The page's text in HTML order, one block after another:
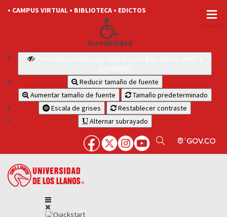
• CAMPUS VIRTUAL • BIBLIOTECA • EDICTOS
Accesibilidad
Reducir tamaño de fuente
Aumentar tamaño de fuente
Tamaño predeterminado
Escala de grises
Restablecer contraste
Alternar subrayado